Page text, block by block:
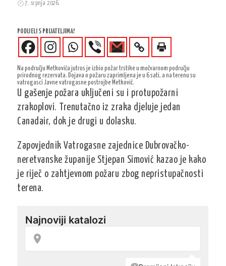
7. srpnja 2026.
PODIJELI S PRIJATELJIMA!
Na području Metkovića jutros je izbio požar trstike u močvarnom području
prirodnog rezervata. Dojava o požaru zaprimljena je u 6 sati, a na terenu su
vatrogasci Javne vatrogasne postrojbe Metković.
U gašenje požara uključeni su i protupožarni
zrakoplovi. Trenutačno iz zraka djeluje jedan
Canadair, dok je drugi u dolasku.
Zapovjednik Vatrogasne zajednice Dubrovačko-
neretvanske županije Stjepan Simović kazao je kako
je riječ o zahtjevnom požaru zbog nepristupačnosti
terena.